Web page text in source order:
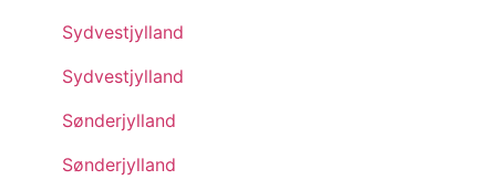
Sydvestjylland
Sydvestjylland
Sønderjylland
Sønderjylland